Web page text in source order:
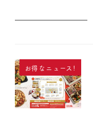
お得なニュース!